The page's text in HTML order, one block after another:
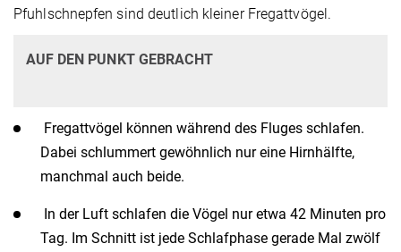
Pfuhlschnepfen sind deutlich kleiner Fregattvögel.
AUF DEN PUNKT GEBRACHT
Fregattvögel können während des Fluges schlafen.
Dabei schlummert gewöhnlich nur eine Hirnhälfte,
manchmal auch beide.
In der Luft schlafen die Vögel nur etwa 42 Minuten pro
Tag. Im Schnitt ist jede Schlafphase gerade Mal zwölf